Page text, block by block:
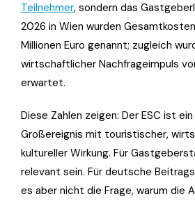
Teilnehmer, sondern das
2026 in Wien wurden
Millionen Euro genannt; zugleich
wirtschaftlicher Nachfrageimpuls
erwartet.
Diese Zahlen zeigen: Der ESC ist
Großereignis mit touristischer,
kultureller Wirkung. Für
relevant sein. Für deutsche
es aber nicht die Frage, warum die